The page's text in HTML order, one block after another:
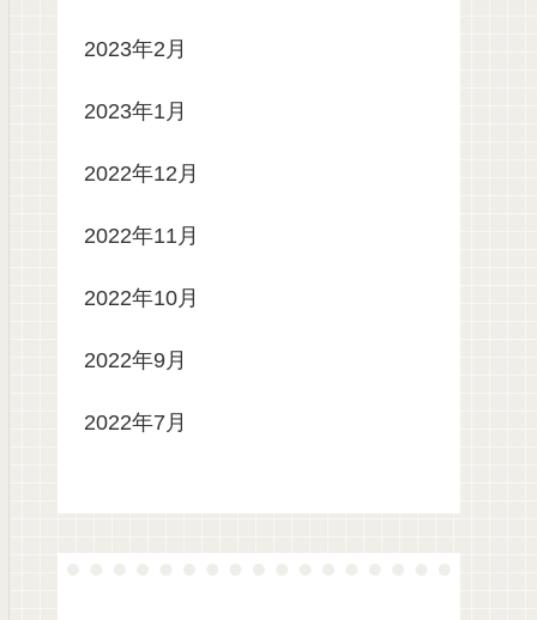
2023年2月
2023年1月
2022年12月
2022年11月
2022年10月
2022年9月
2022年7月